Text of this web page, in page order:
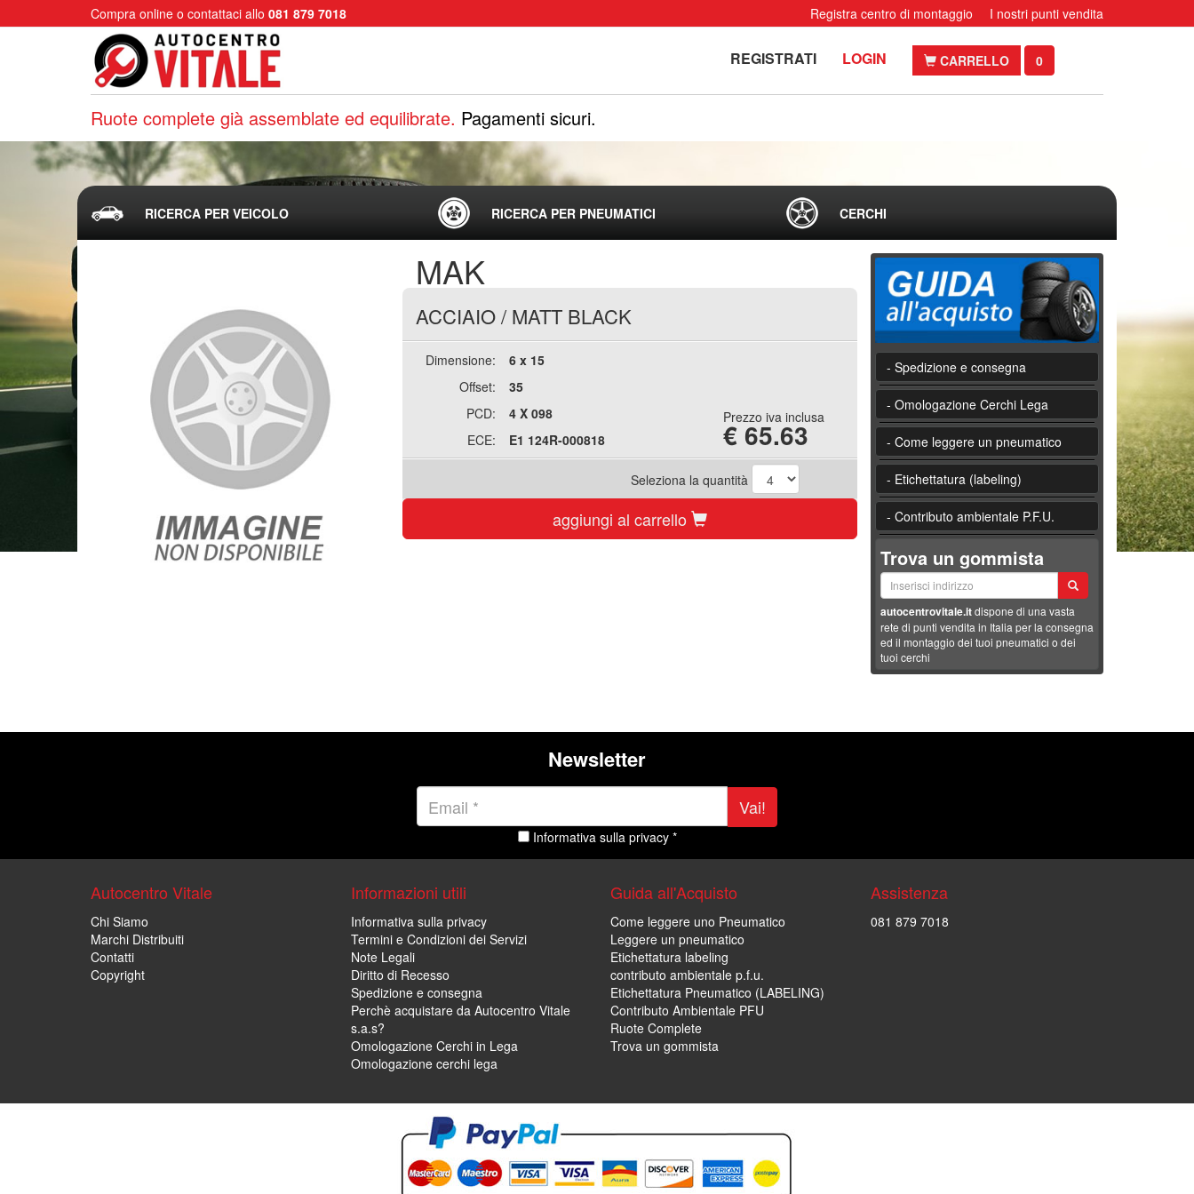
Compra online o contattaci allo 081 879 7018 Registra centro di montaggio I nostri punti vendita
REGISTRATI LOGIN CARRELLO 0
Ruote complete già assemblate ed equilibrate. Pagamenti sicuri.
RICERCA PER VEICOLO RICERCA PER PNEUMATICI CERCHI
MAK
ACCIAIO/ MATT BLACK
Dimensione:
6 x 15
Offset:
35
PCD:
4 X 098
ECE:
E1 124R-000818
Prezzo iva inclusa
€ 65.63
Seleziona la quantità
aggiungi al carrello
- Spedizione e consegna
- Omologazione Cerchi Lega
- Come leggere un pneumatico
- Etichettatura (labeling)
- Contributo ambientale P.F.U.
Trova un gommista
autocentrovitale.itdispone di una vasta
rete di punti vendita in Italia per la consegna
ed il montaggio dei tuoi pneumatici o dei
tuoi cerchi
Newsletter
Vai!
Informativa sulla privacy *
Autocentro Vitale
Chi Siamo
Marchi Distribuiti
Contatti
Copyright
Informazioni utili
Informativa sulla privacy
Termini e Condizioni dei Servizi
Note Legali
Diritto di Recesso
Spedizione e consegna
Perchè acquistare da Autocentro Vitale
s.a.s?
Omologazione Cerchi in Lega
Omologazione cerchi lega
Guida all'Acquisto
Come leggere uno Pneumatico
Leggere un pneumatico
Etichettatura labeling
contributo ambientale p.f.u.
Etichettatura Pneumatico (LABELING)
Contributo Ambientale PFU
Ruote Complete
Trova un gommista
Assistenza
081 879 7018